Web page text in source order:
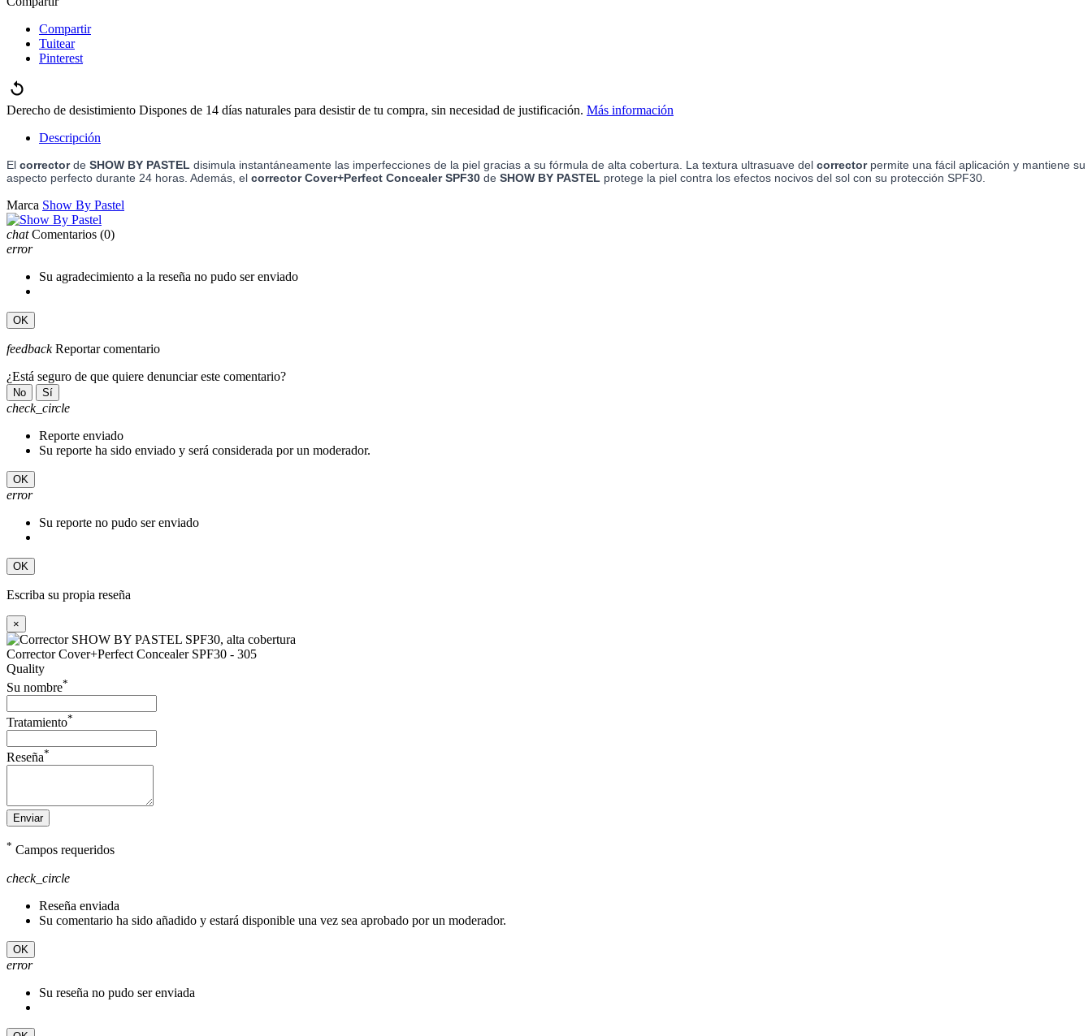
Compartir
Tuitear
Pinterest
Derecho de desistimiento Dispones de 14 días naturales para desistir de tu compra, sin necesidad de justificación. Más información
Descripción
El correctorde SHOW BY PASTEL disimula instantáneamente las imperfecciones de la piel gracias a su fórmula de alta cobertura. La textura ultrasuave del correctorpermite una fácil aplicación y mantiene su
aspecto perfecto durante 24 horas. Además, el corrector Cover+Perfect Concealer SPF30 de SHOW BY PASTEL protege la piel contra los efectos nocivos del sol con su protección SPF30.
Marca Show By Pastel
chat Comentarios (0)
error
Su agradecimiento a la reseña no pudo ser enviado
OK
feedback Reportar comentario
¿Está seguro de que quiere denunciar este comentario?
No Sí
check_circle
Reporte enviado
Su reporte ha sido enviado y será considerada por un moderador.
OK
error
Su reporte no pudo ser enviado
OK
Escriba su propia reseña
×
Corrector Cover+Perfect Concealer SPF30 - 305
Quality
Su nombre*
Tratamiento*
Reseña*
Enviar
* Campos requeridos
check_circle
Reseña enviada
Su comentario ha sido añadido y estará disponible una vez sea aprobado por un moderador.
OK
error
Su reseña no pudo ser enviada